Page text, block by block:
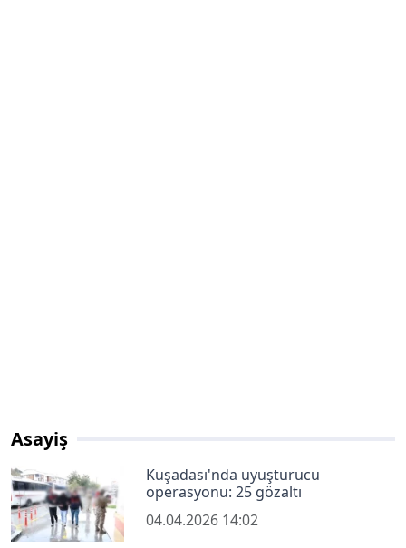
Asayiş
Kuşadası'nda uyuşturucu
operasyonu: 25 gözaltı
04.04.2026 14:02